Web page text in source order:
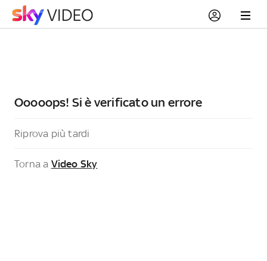
Ooooops! Si è verificato un errore
Riprova più tardi
Torna a Video Sky